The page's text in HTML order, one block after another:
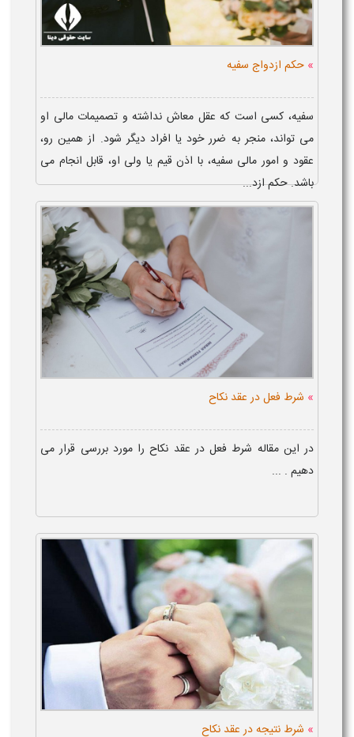
» حکم ازدواج سفیه
سفیه، کسی است که عقل معاش نداشته و تصمیمات مالی او
می تواند، منجر به ضرر خود یا افراد دیگر شود. از همین رو،
عقود و امور مالی سفیه، با اذن قیم یا ولی او، قابل انجام می
باشد. حکم ازد...
» شرط فعل در عقد نکاح
در این مقاله شرط فعل در عقد نکاح را مورد بررسی قرار می
دهیم . ...
» شرط نتیجه در عقد نکاح